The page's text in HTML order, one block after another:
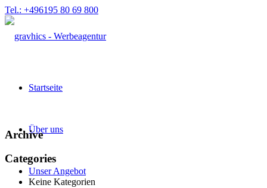
Tel.: +496195 80 69 800
Startseite
Über uns
Unser Angebot
Archive
Categories
Keine Kategorien